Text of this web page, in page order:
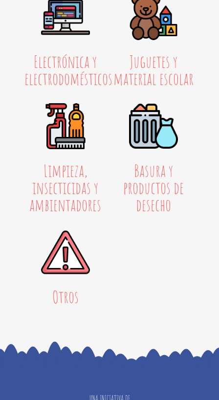
Electrónica y
electrodomésticos
Juguetes y
material escolar
Limpieza,
insecticidas y
ambientadores
Basura y
productos de
desecho
Otros